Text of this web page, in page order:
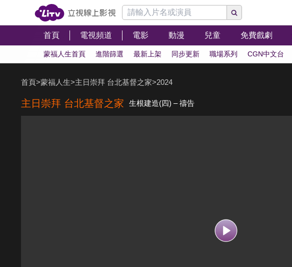
首頁 電視頻道 電影 動漫 兒童 免費戲劇
蒙福人生首頁 進階篩選 最新上架 同步更新 職場系列 CGN中文台
首頁>蒙福人生>主日崇拜 台北基督之家>2024
主日崇拜 台北基督之家 生根建造(四) – 禱告